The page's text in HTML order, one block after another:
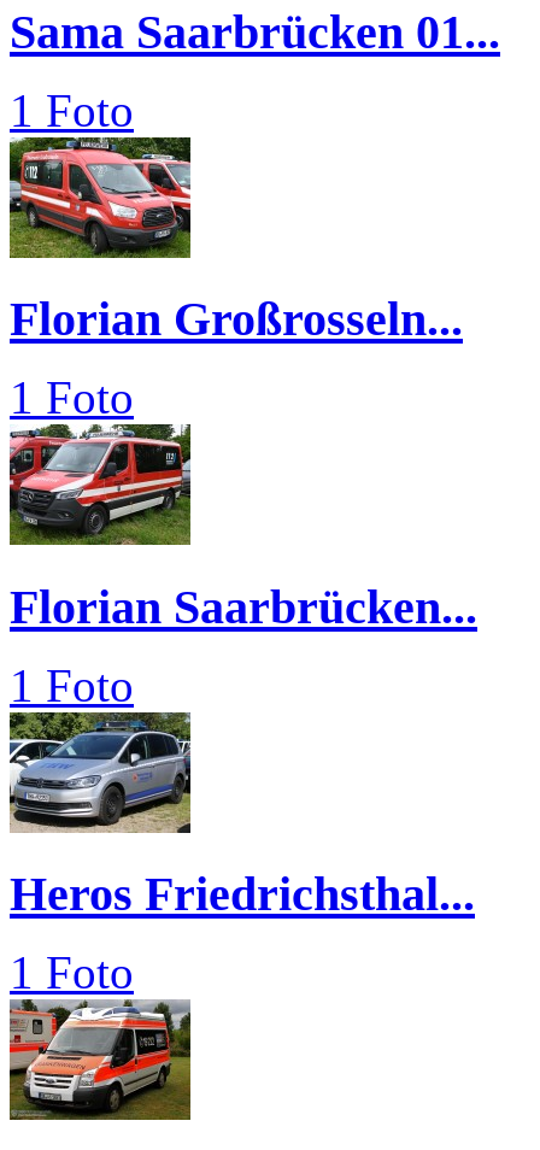
Sama Saarbrücken 01...
1 Foto
Florian Großrosseln...
1 Foto
Florian Saarbrücken...
1 Foto
Heros Friedrichsthal...
1 Foto